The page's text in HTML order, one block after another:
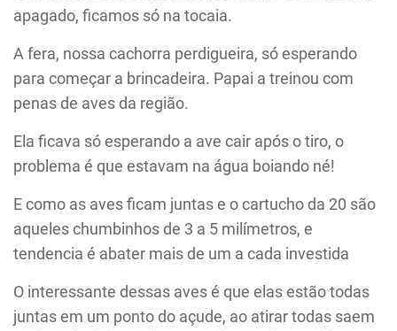
apagado, ficamos só na tocaia.
A fera, nossa cachorra perdigueira, só esperando
para começar a brincadeira. Papai a treinou com
penas de aves da região.
Ela ficava só esperando a ave cair após o tiro, o
problema é que estavam na água boiando né!
E como as aves ficam juntas e o cartucho da 20 são
aqueles chumbinhos de 3 a 5 milímetros, e
tendencia é abater mais de um a cada investida
O interessante dessas aves é que elas estão todas
juntas em um ponto do açude, ao atirar todas saem